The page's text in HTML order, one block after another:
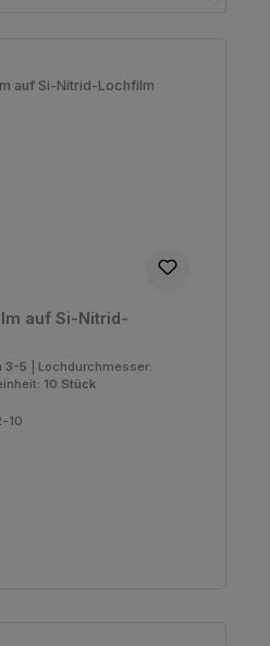
auf Si-Nitrid-
3-5
Lochdurchmesser:
10 Stück
10